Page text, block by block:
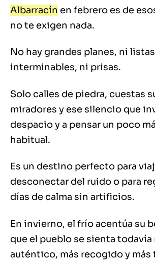
Albarracín en febrero es de
no te exigen nada.
No hay grandes planes, ni listas
interminables, ni prisas.
Solo calles de piedra, cuestas
miradores y ese silencio que
despacio y a pensar un poco
habitual.
Es un destino perfecto para
desconectar del ruido o para
días de calma sin artificios.
En invierno, el frío acentúa su
que el pueblo se sienta todavía
auténtico, más recogido y más